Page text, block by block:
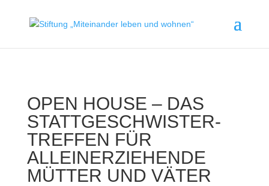
OPEN HOUSE – DAS
STATTGESCHWISTER-
TREFFEN FÜR
ALLEINERZIEHENDE
MÜTTER UND VÄTER